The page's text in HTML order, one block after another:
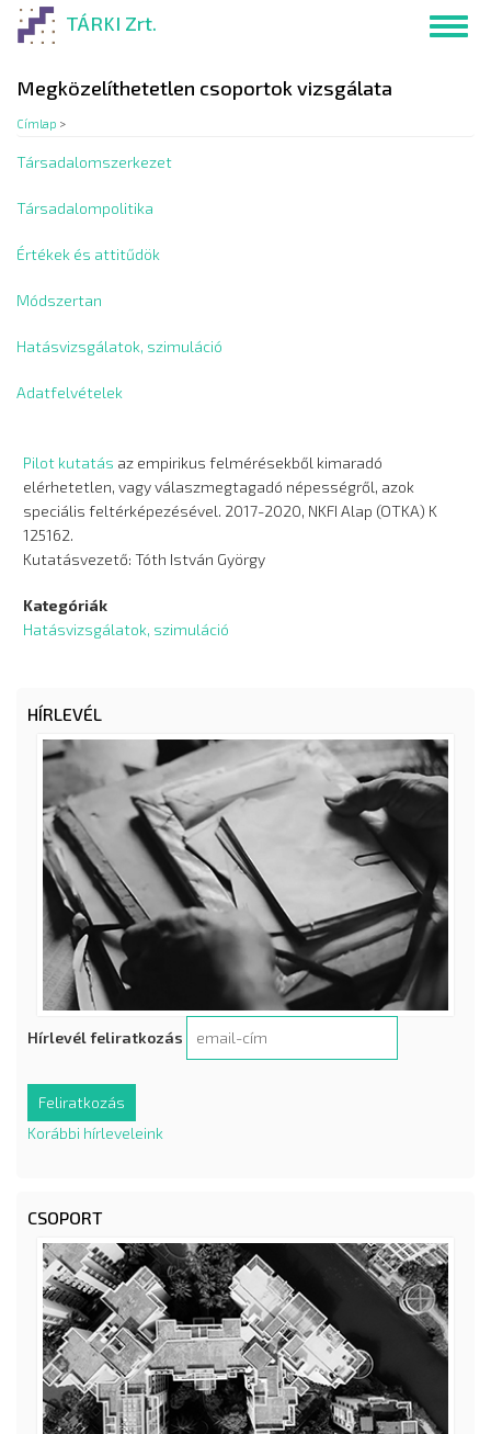
Ugrás
TÁRKI Zrt.
Megközelíthetetlen csoportok vizsgálata
Címlap >
Társadalomszerkezet
Társadalompolitika
Értékek és attitűdök
Módszertan
Hatásvizsgálatok, szimuláció
Adatfelvételek
Pilot kutatás az empirikus felmérésekből kimaradó
elérhetetlen, vagy válaszmegtagadó népességről, azok
speciális feltérképezésével. 2017-2020, NKFI Alap (OTKA) K
125162.
Kutatásvezető: Tóth István György
Kategóriák
Hatásvizsgálatok, szimuláció
HÍRLEVÉL
Hírlevél feliratkozás
Korábbi hírleveleink
CSOPORT